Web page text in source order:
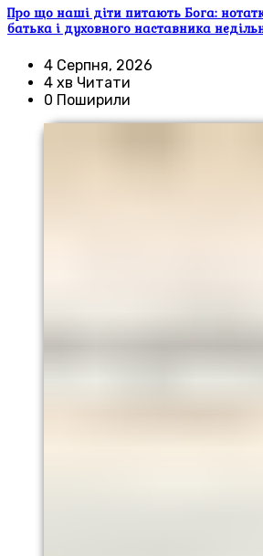
Про що наші діти питають Бога:
батька і духовного наставника
4 Серпня, 2026
4 хв Читати
0 Поширили